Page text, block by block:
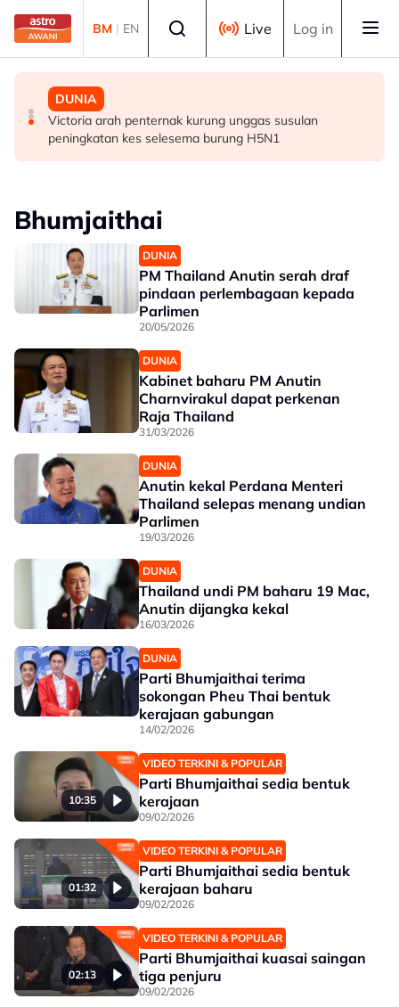
Skip to main content
BM | EN Live Log in
BISNES
Selangor umum RS-2, sasar nilai ekonomi RM600 bilion
menjelang 2030 - Amirudin
POLITIK
Abdul Hadi dakwa Bersatu terkeluar PN, Azmin
tegaskan masih anggota sah
DUNIA
Victoria arah penternak kurung unggas susulan
peningkatan kes selesema burung H5N1
Bhumjaithai
DUNIA
PM Thailand Anutin serah draf
pindaan perlembagaan kepada
Parlimen
20/05/2026
DUNIA
Kabinet baharu PM Anutin
Charnvirakul dapat perkenan
Raja Thailand
31/03/2026
DUNIA
Anutin kekal Perdana Menteri
Thailand selepas menang undian
Parlimen
19/03/2026
DUNIA
Thailand undi PM baharu 19 Mac,
Anutin dijangka kekal
16/03/2026
DUNIA
Parti Bhumjaithai terima
sokongan Pheu Thai bentuk
kerajaan gabungan
14/02/2026
10:35
VIDEO TERKINI & POPULAR
Parti Bhumjaithai sedia bentuk
kerajaan
09/02/2026
01:32
VIDEO TERKINI & POPULAR
Parti Bhumjaithai sedia bentuk
kerajaan baharu
09/02/2026
02:13
VIDEO TERKINI & POPULAR
Parti Bhumjaithai kuasai saingan
tiga penjuru
09/02/2026